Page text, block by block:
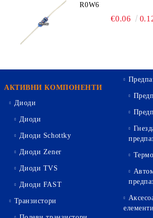
R0W6
€0.06
АКТИВНИ КОМПОНЕНТИ
Диоди
Диоди
Диоди Schottky
Диоди Zener
Диоди TVS
Диоди FAST
Транзистори
елементи